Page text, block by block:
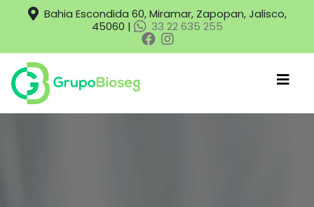
Bahia Escondida 60, Miramar, Zapopan, Jalisco,
45060 |
33 22 635 255